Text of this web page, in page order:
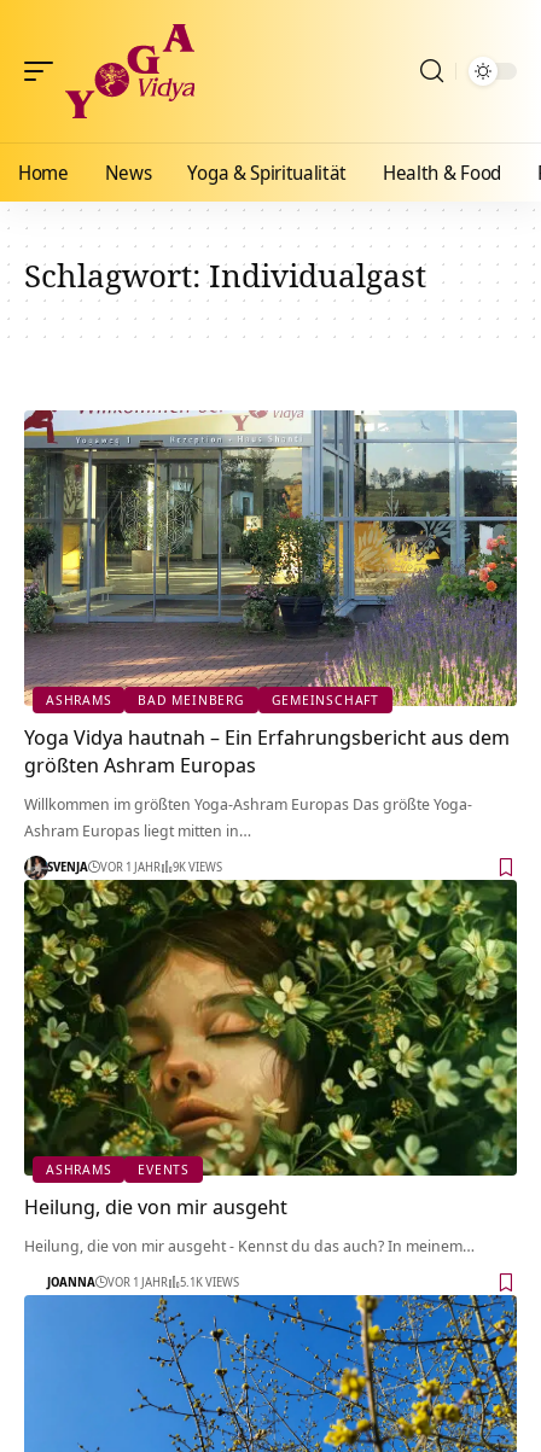
Home News Yoga & Spiritualität Health & Food
Schlagwort:Individualgast
ASHRAMS BAD MEINBERG GEMEINSCHAFT
Yoga Vidya hautnah – Ein Erfahrungsbericht aus dem
größten Ashram Europas
Willkommen im größten Yoga-Ashram Europas Das größte Yoga-
Ashram Europas liegt mitten in…
SVENJA VOR 1 JAHR 9K VIEWS
ASHRAMS EVENTS
Heilung, die von mir ausgeht
Heilung, die von mir ausgeht - Kennst du das auch? In meinem…
JOANNA VOR 1 JAHR 5.1K VIEWS